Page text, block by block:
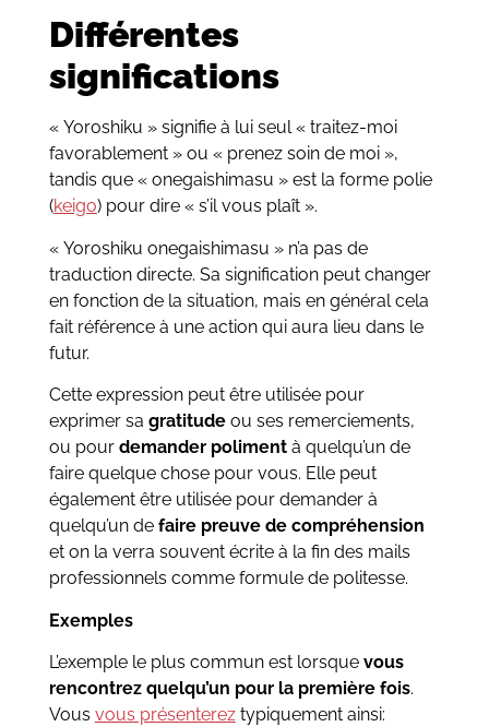
Différentes
significations
« Yoroshiku » signifie à lui seul « traitez-moi
favorablement » ou « prenez soin de moi »,
tandis que « onegaishimasu » est la forme polie
(keigo) pour dire « s’il vous plaît ».
« Yoroshiku onegaishimasu » n’a pas de
traduction directe. Sa signification peut changer
en fonction de la situation, mais en général cela
fait référence à une action qui aura lieu dans le
futur.
Cette expression peut être utilisée pour
exprimer sa gratitudeou ses remerciements,
ou pour demander polimentà quelqu’un de
faire quelque chose pour vous. Elle peut
également être utilisée pour demander à
quelqu’un de faire preuve de compréhension
et on la verra souvent écrite à la fin des mails
professionnels comme formule de politesse.
Exemples
L’exemple le plus commun est lorsque vous
rencontrez quelqu’un pour la première fois.
Vous vous présentereztypiquement ainsi: